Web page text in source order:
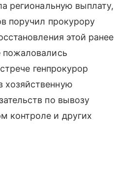
региональную выплату,
поручил прокурору
этой ранее
пожаловались
генпрокурор
хозяйственную
по вывозу
контроле и других